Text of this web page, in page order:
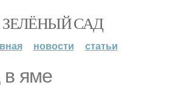
ЗЕЛЁНЫЙ САД
новости статьи
яме